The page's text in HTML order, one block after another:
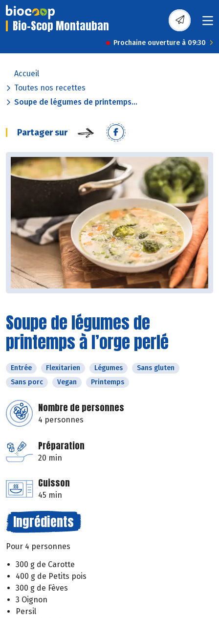
Bio-Scop Montauban
Prochaine ouverture à 09:30
Accueil
Toutes nos recettes
Soupe de légumes de printemps...
Partager sur
Soupe de légumes de
printemps à l’orge perlé
Entrée Flexitarien Légumes
Sans gluten
Sans porc
Vegan Printemps
Nombre de personnes
4 personnes
Préparation
20 min
Cuisson
45 min
Ingrédients
Pour 4 personnes
300 g de Carotte
400 g de Petits pois
300 g de Fèves
3 Oignon
Persil